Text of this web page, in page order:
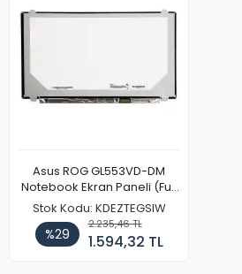
Asus ROG GL553VD-DM
Notebook Ekran Paneli (Full
HD)
Stok Kodu: KDEZTEGSIW
%29
2.235,46 TL
1.594,32 TL